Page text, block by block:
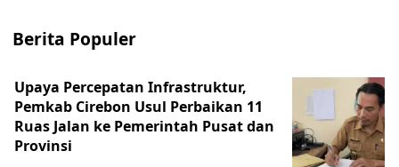
Berita Populer
Upaya Percepatan Infrastruktur,
Pemkab Cirebon Usul Perbaikan 11
Ruas Jalan ke Pemerintah Pusat dan
Provinsi